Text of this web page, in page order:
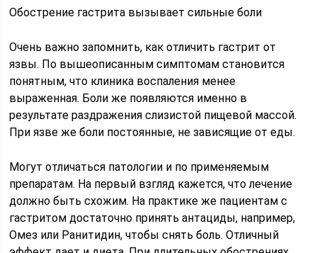
Обострение гастрита вызывает сильные боли
Очень важно запомнить, как отличить гастрит от
язвы. По вышеописанным симптомам становится
понятным, что клиника воспаления менее
выраженная. Боли же появляются именно в
результате раздражения слизистой пищевой массой.
При язве же боли постоянные, не зависящие от еды.
Могут отличаться патологии и по применяемым
препаратам. На первый взгляд кажется, что лечение
должно быть схожим. На практике же пациентам с
гастритом достаточно принять антациды, например,
Омез или Ранитидин, чтобы снять боль. Отличный